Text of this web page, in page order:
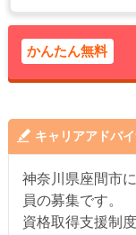
かんたん無料
キャリアアドバ
神奈川県座間市
員の募集です。
資格取得支援制